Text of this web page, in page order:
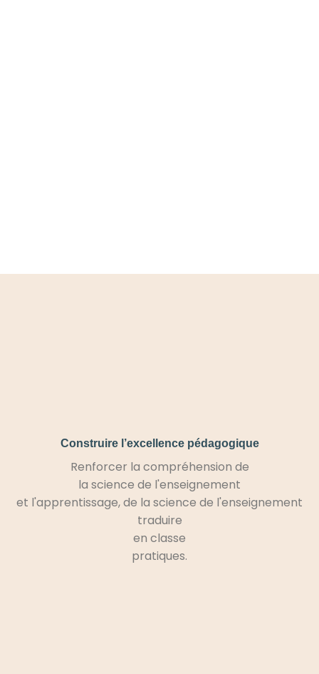
Construire l’excellence pédagogique
Renforcer la compréhension de
la science de l'enseignement
et l'apprentissage, de la science de l'enseignement
traduire
en classe
pratiques.